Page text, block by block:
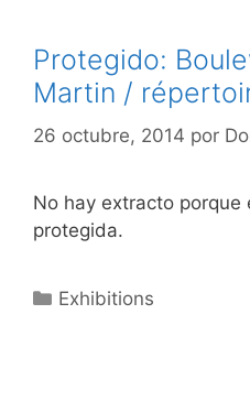
Protegido:
Martin /
26 octubre, 2014 por
No hay extracto porque
protegida.
Categorías
Exhibitions